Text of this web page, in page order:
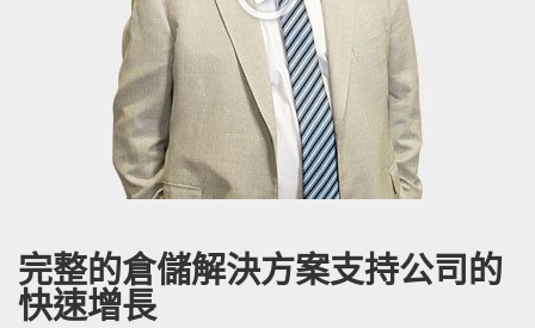
完整的倉儲解決方案支持公司的
快速增長